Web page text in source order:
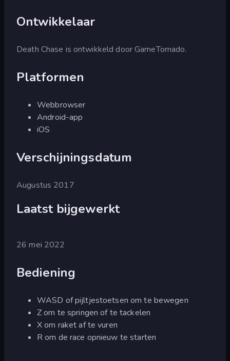
Ontwikkelaar
Death Chase is ontwikkeld door GameTornado.
Platformen
Webbrowser
Android-app
iOS
Verschijningsdatum
Augustus 2017
Laatst bijgewerkt
26 mei 2022
Bediening
WASD of pijltjestoetsen om te bewegen
Z om te springen of te tackelen
X om raket af te vuren
R om de race opnieuw te starten